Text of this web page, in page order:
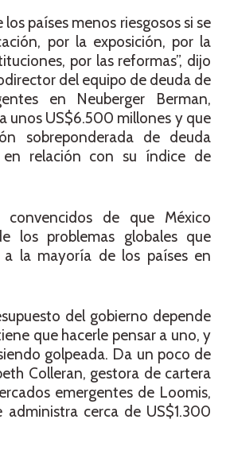
los países menos riesgosos si se
por la exposición, por la
por las reformas”, dijo
del equipo de deuda de
en Neuberger Berman,
unos US$6.500 millones y que
sobreponderada de deuda
relación con su índice de
de que México
los problemas globales que
a la mayoría de los países en
del gobierno depende
que hacerle pensar a uno, y
golpeada. Da un poco de
Colleran, gestora de cartera
emergentes de Loomis,
administra cerca de US$1.300